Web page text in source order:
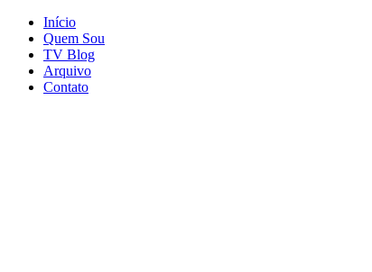
Início
Quem Sou
TV Blog
Arquivo
Contato